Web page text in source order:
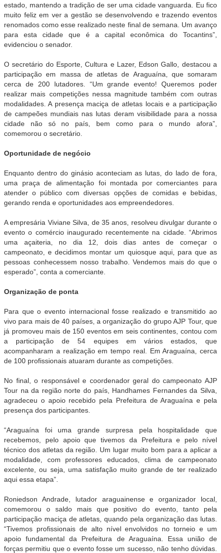
estado, mantendo a tradição de ser uma cidade vanguarda. Eu fico
muito feliz em ver a gestão se desenvolvendo e trazendo eventos
renomados como esse realizado neste final de semana. Um avanço
para esta cidade que é a capital econômica do Tocantins”,
evidenciou o senador.
O secretário do Esporte, Cultura e Lazer, Edson Gallo, destacou a
participação em massa de atletas de Araguaína, que somaram
cerca de 200 lutadores. “Um grande evento! Queremos poder
realizar mais competições nessa magnitude também com outras
modalidades. A presença maciça de atletas locais e a participação
de campeões mundiais nas lutas deram visibilidade para a nossa
cidade não só no país, bem como para o mundo afora”,
comemorou o secretário.
Oportunidade de negócio
Enquanto dentro do ginásio aconteciam as lutas, do lado de fora,
uma praça de alimentação foi montada por comerciantes para
atender o público com diversas opções de comidas e bebidas,
gerando renda e oportunidades aos empreendedores.
A empresária Viviane Silva, de 35 anos, resolveu divulgar durante o
evento o comércio inaugurado recentemente na cidade. “Abrimos
uma açaiteria, no dia 12, dois dias antes de começar o
campeonato, e decidimos montar um quiosque aqui, para que as
pessoas conhecessem nosso trabalho. Vendemos mais do que o
esperado”, conta a comerciante.
Organização de ponta
Para que o evento internacional fosse realizado e transmitido ao
vivo para mais de 40 países, a organização do grupo AJP Tour, que
já promoveu mais de 150 eventos em seis continentes, contou com
a participação de 54 equipes em vários estados, que
acompanharam a realização em tempo real. Em Araguaína, cerca
de 100 profissionais atuaram durante as competições.
No final, o responsável e coordenador geral do campeonato AJP
Tour na da região norte do país, Handhames Fernandes da Silva,
agradeceu o apoio recebido pela Prefeitura de Araguaína e pela
presença dos participantes.
“Araguaína foi uma grande surpresa pela hospitalidade que
recebemos, pelo apoio que tivemos da Prefeitura e pelo nível
técnico dos atletas da região. Um lugar muito bom para a aplicar a
modalidade, com professores educados, clima de campeonato
excelente, ou seja, uma satisfação muito grande de ter realizado
aqui essa etapa”.
Roniedson Andrade, lutador araguainense e organizador local,
comemorou o saldo mais que positivo do evento, tanto pela
participação maciça de atletas, quando pela organização das lutas.
“Tivemos profissionais de alto nível envolvidos no torneio e um
apoio fundamental da Prefeitura de Araguaína. Essa união de
forças permitiu que o evento fosse um sucesso, não tenho dúvidas.